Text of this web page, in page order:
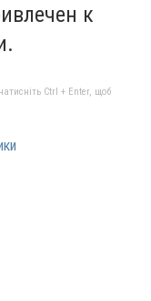
к
Ctrl + Enter, щоб